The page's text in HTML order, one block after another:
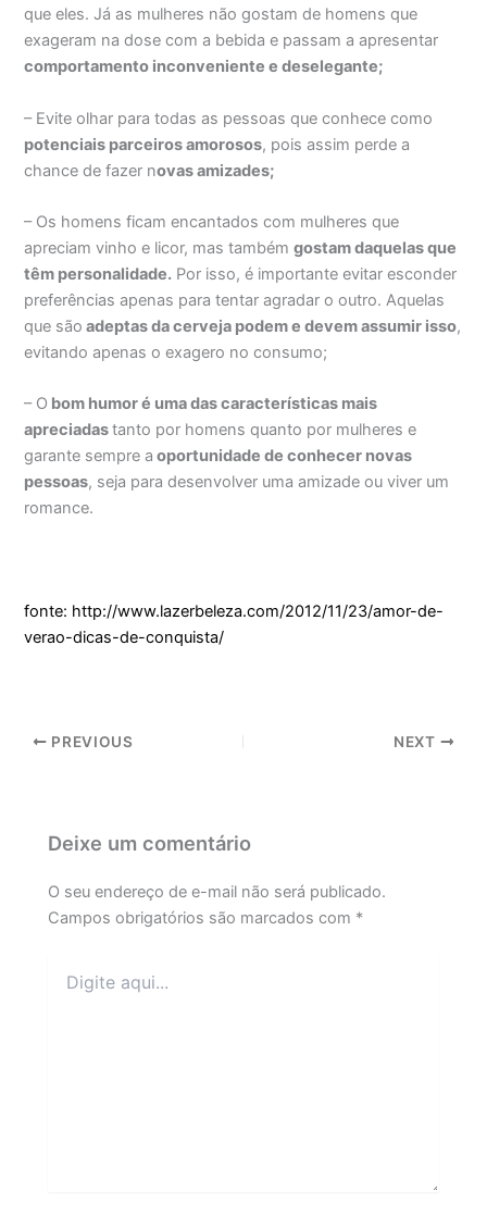
que eles. Já as mulheres não gostam de homens que
exageram na dose com a bebida e passam a apresentar
comportamento inconveniente e deselegante;
– Evite olhar para todas as pessoas que conhece como
potenciais parceiros amorosos, pois assim perde a
chance de fazer novas amizades;
– Os homens ficam encantados com mulheres que
apreciam vinho e licor, mas tambémgostam daquelas que
têm personalidade. Por isso, é importante evitar esconder
preferências apenas para tentar agradar o outro. Aquelas
que são adeptas da cerveja podem e devem assumir isso,
evitando apenas o exagero no consumo;
– O bom humor é uma das características mais
apreciadastanto por homens quanto por mulheres e
garante sempre a oportunidade de conhecer novas
pessoas, seja para desenvolver uma amizade ou viver um
romance.
fonte: http://www.lazerbeleza.com/2012/11/23/amor-de-
verao-dicas-de-conquista/
PREVIOUS NEXT
Deixe um comentário
O seu endereço de e-mail não será publicado.
Campos obrigatórios são marcados com *
aqui...